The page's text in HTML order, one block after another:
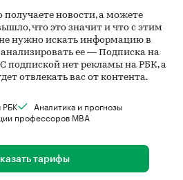
получаете новости, а можете
что это значит и что с этим
нужно искать информацию в
ее — Подписка на
С подпиской нет рекламы на РБК, а
отвлекать вас от контента.
РБК
Аналитика и прогнозы
профессоров MBA
тарифы